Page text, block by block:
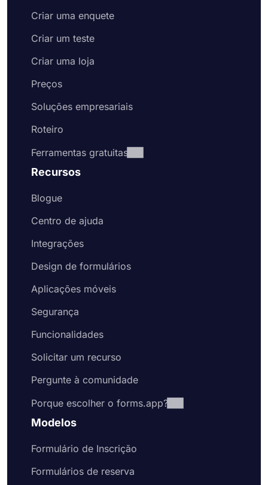
Criar uma enquete
Criar um teste
Criar uma loja
Preços
Soluções empresariais
Roteiro
Ferramentas gratuitas
Recursos
Blogue
Centro de ajuda
Integrações
Design de formulários
Aplicações móveis
Segurança
Funcionalidades
Solicitar um recurso
Pergunte à comunidade
Porque escolher o forms.app?
Modelos
Formulário de Inscrição
Formulários de reserva